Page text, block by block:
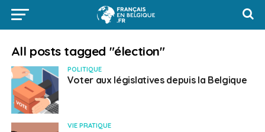
All posts tagged "élection"
POLITIQUE
Voter aux législatives depuis la Belgique
VIE PRATIQUE